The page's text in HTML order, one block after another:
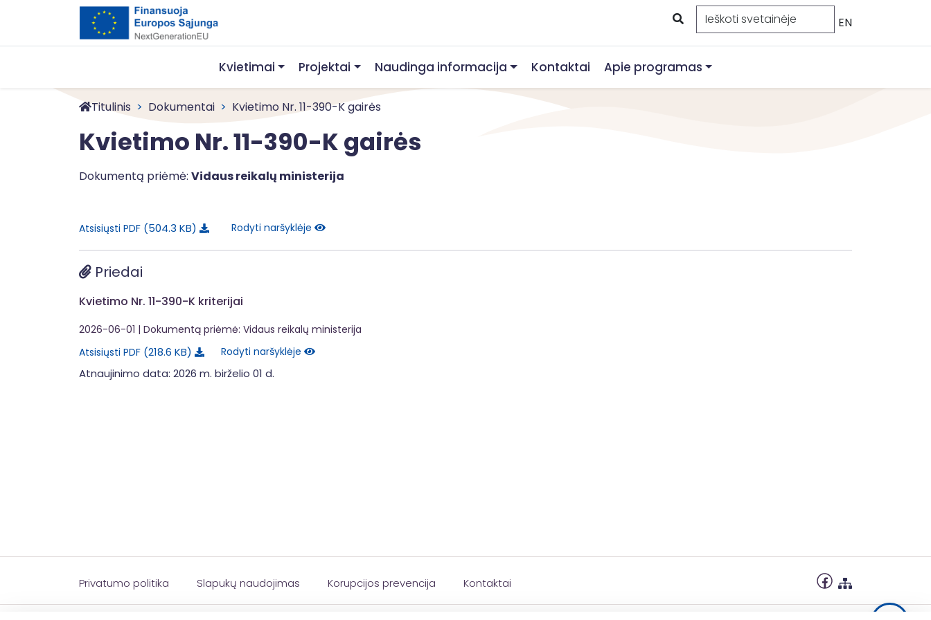
EN
Kvietimai Projektai Naudinga informacija Kontaktai Apie programas
Titulinis Dokumentai Kvietimo Nr. 11-390-K gairės
Kvietimo Nr. 11-390-K gairės
Dokumentą priėmė: Vidaus reikalų ministerija
Atsisiųsti PDF 504.3 KB Rodyti naršyklėje
Priedai
Kvietimo Nr. 11-390-K kriterijai
2026-06-01 | Dokumentą priėmė: Vidaus reikalų ministerija
Atsisiųsti PDF 218.6 KB Rodyti naršyklėje
Atnaujinimo data: 2026 m. birželio 01 d.
Privatumo politika Slapukų naudojimas Korupcijos prevencija Kontaktai